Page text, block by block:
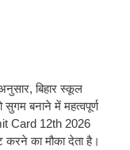
बिहार स्कूल
सुगम बनाने में महत्वपूर्ण
Card 12th 2026
करने का मौका देता है।